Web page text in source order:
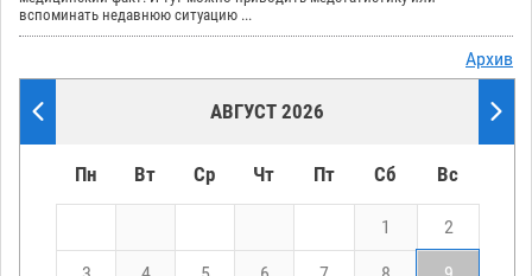
вспоминать недавнюю ситуацию ...
Архив
АВГУСТ 2026
Пн Вт Ср Чт Пт Сб Вс
1 2